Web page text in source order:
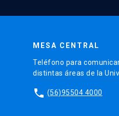
MESA CENTRAL
Teléfono para
distintas áreas de la
phone (56)95504 4000